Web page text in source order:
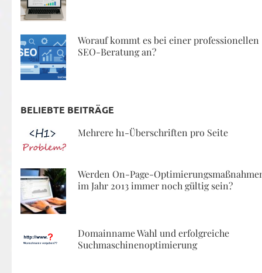
Worauf kommt es bei einer professionellen
SEO-Beratung an?
BELIEBTE BEITRÄGE
Mehrere h1-Überschriften pro Seite
Werden On-Page-
im Jahr 2013 immer noch gültig sein?
Domainname Wahl und erfolgreiche
Suchmaschinenoptimierung